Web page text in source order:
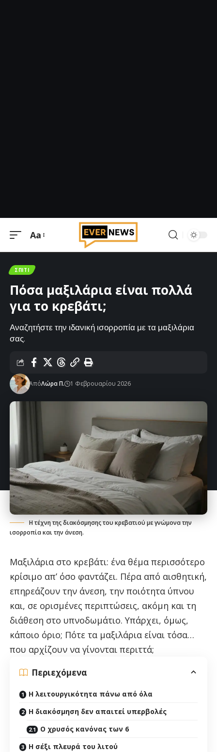
Μεγέθυνση
Aa
ΣΠΊΤΙ
Πόσα μαξιλάρια είναι πολλά
για το κρεβάτι;
Αναζητήστε την ιδανική ισορροπία με τα μαξιλάρια
σας.
ΑπόΛώρα Π. 1 Φεβρουαρίου 2026
Η τέχνη της διακόσμησης του κρεβατιού με γνώμονα την
ισορροπία και την άνεση.
Μαξιλάρια στο κρεβάτι: ένα θέμα περισσότερο
κρίσιμο απ’ όσο φαντάζει. Πέρα από αισθητική,
επηρεάζουν την άνεση, την ποιότητα ύπνου
και, σε ορισμένες περιπτώσεις, ακόμη και τη
διάθεση στο υπνοδωμάτιο. Υπάρχει, όμως,
κάποιο όριο; Πότε τα μαξιλάρια είναι τόσα…
που αρχίζουν να γίνονται περιττά;
Περιεχόμενα
Η λειτουργικότητα πάνω από όλα
Η διακόσμηση δεν απαιτεί υπερβολές
Ο χρυσός κανόνας των 6
Η σέξι πλευρά του λιτού